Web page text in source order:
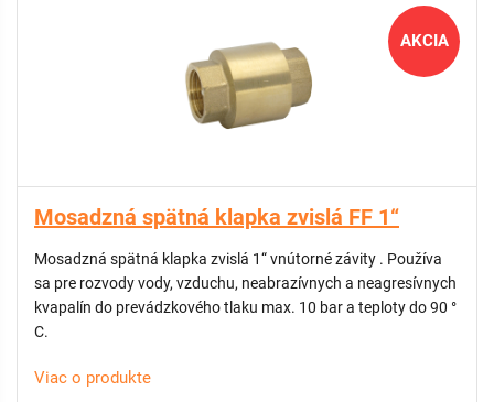
AKCIA
Mosadzná spätná klapka zvislá FF 1“
Mosadzná spätná klapka zvislá 1“ vnútorné závity . Používa
sa pre rozvody vody, vzduchu, neabrazívnych a neagresívnych
kvapalín do prevádzkového tlaku max. 10 bar a teploty do 90 °
C.
Viac o produkte